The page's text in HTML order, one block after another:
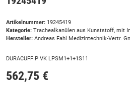
Artikelnummer: 19245419
Kategorie: Trachealkanülen aus Kunststoff, mit
Hersteller: Andreas Fahl Medizintechnik-Vertr.
DURACUFF P VK LPSM1+1+1S11
562,75 €